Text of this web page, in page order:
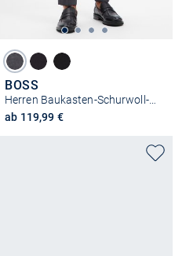
BOSS
Herren Baukasten-Schurwoll-Hose - H-Gio-MM-C-NF
ab 119,99 €